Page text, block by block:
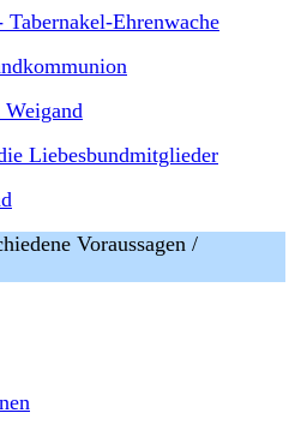
Ehrenwache
Weigand
Liebesbundmitglieder
Voraussagen /